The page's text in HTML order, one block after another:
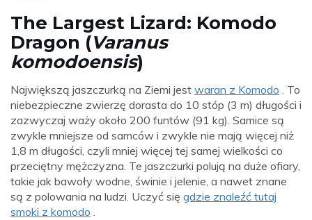
The Largest Lizard: Komodo
Dragon (Varanus
komodoensis)
Największą jaszczurką na Ziemi jest waran z Komodo . To
niebezpieczne zwierzę dorasta do 10 stóp (3 m) długości i
zazwyczaj waży około 200 funtów (91 kg). Samice są
zwykle mniejsze od samców i zwykle nie mają więcej niż
1,8 m długości, czyli mniej więcej tej samej wielkości co
przeciętny mężczyzna. Te jaszczurki polują na duże ofiary,
takie jak bawoły wodne, świnie i jelenie, a nawet znane
są z polowania na ludzi. Uczyć się gdzie znaleźć tutaj
smoki z komodo .